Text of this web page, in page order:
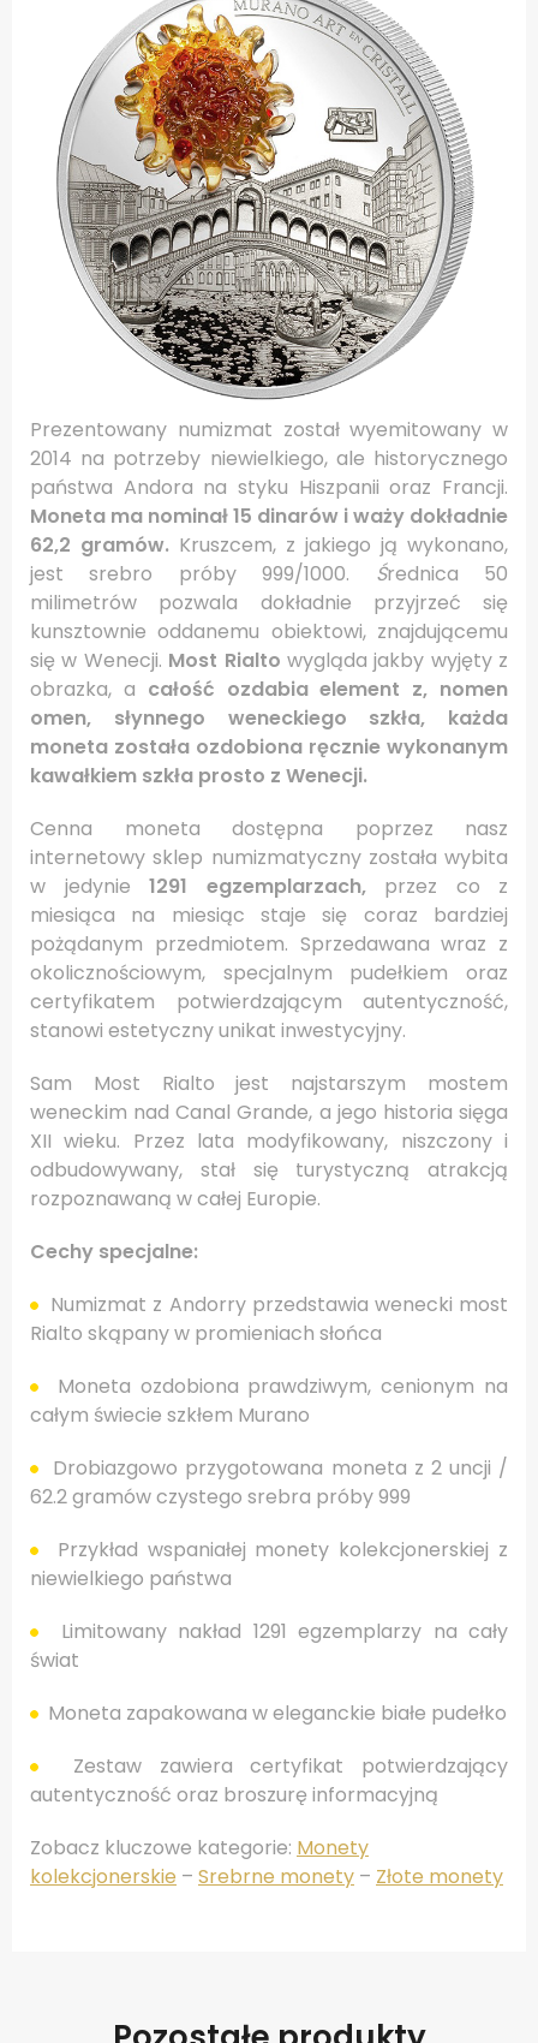
Prezentowany numizmat został wyemitowany w
2014 na potrzeby niewielkiego, ale historycznego
państwa Andora na styku Hiszpanii oraz Francji.
Moneta ma nominał 15 dinarów i waży dokładnie
62,2 gramów. Kruszcem, z jakiego ją wykonano,
jest srebro próby 999/1000. Średnica 50
milimetrów pozwala dokładnie przyjrzeć się
kunsztownie oddanemu obiektowi, znajdującemu
się w Wenecji. Most Rialto wygląda jakby wyjęty z
obrazka, a całość ozdabia element z, nomen
omen, słynnego weneckiego szkła, każda
moneta została ozdobiona ręcznie wykonanym
kawałkiem szkła prosto z Wenecji.
Cenna moneta dostępna poprzez nasz
internetowy sklep numizmatyczny została wybita
w jedynie 1291 egzemplarzach,przez co z
miesiąca na miesiąc staje się coraz bardziej
pożądanym przedmiotem. Sprzedawana wraz z
okolicznościowym, specjalnym pudełkiem oraz
certyfikatem potwierdzającym autentyczność,
stanowi estetyczny unikat inwestycyjny.
Sam Most Rialto jest najstarszym mostem
weneckim nad Canal Grande, a jego historia sięga
XII wieku. Przez lata modyfikowany, niszczony i
odbudowywany, stał się turystyczną atrakcją
rozpoznawaną w całej Europie.
Cechy specjalne:
Numizmat z Andorry przedstawia wenecki most
Rialto skąpany w promieniach słońca
Moneta ozdobiona prawdziwym, cenionym na
całym świecie szkłem Murano
Drobiazgowo przygotowana moneta z 2 uncji /
62.2 gramów czystego srebra próby 999
Przykład wspaniałej monety kolekcjonerskiej z
niewielkiego państwa
Limitowany nakład 1291 egzemplarzy na cały
świat
Moneta zapakowana w eleganckie białe pudełko
Zestaw zawiera certyfikat potwierdzający
autentyczność oraz broszurę informacyjną
Zobacz kluczowe kategorie: Monety
kolekcjonerskie – Srebrne monety – Złote monety